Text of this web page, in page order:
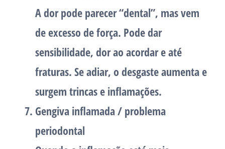
A dor pode parecer “dental”, mas vem
de excesso de força. Pode dar
sensibilidade, dor ao acordar e até
fraturas. Se adiar, o desgaste aumenta e
surgem trincas e inflamações.
Gengiva inflamada / problema
periodontal